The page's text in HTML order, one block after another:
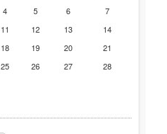
4 5 6
7
11 12 13
14
18 19 20
21
25 26 27
28